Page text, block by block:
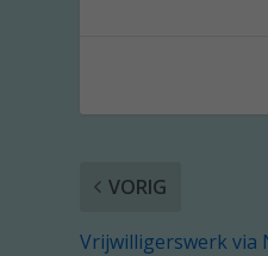
VORIG
Vrijwilligerswerk via